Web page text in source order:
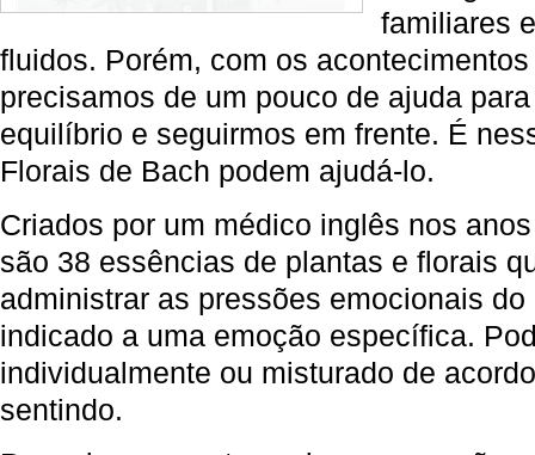
familiares
fluidos. Porém, com os
precisamos de um pouco de ajuda
equilíbrio e seguirmos em frente. É
Florais de Bach podem ajudá-lo.
Criados por um médico inglês nos
são 38 essências de plantas e florais
administrar as pressões emocionais
indicado a uma emoção específica.
individualmente ou misturado de
sentindo.